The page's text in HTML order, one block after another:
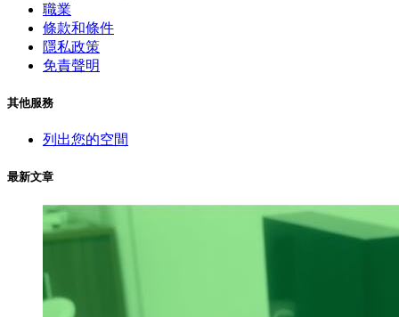
職業
條款和條件
隱私政策
免責聲明
其他服務
列出您的空間
最新文章